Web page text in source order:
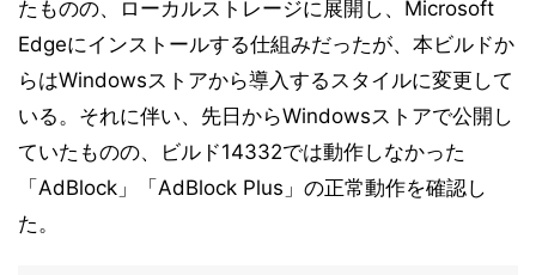
たものの、ローカルストレージに展開し、Microsoft
Edgeにインストールする仕組みだったが、本ビルドか
らはWindowsストアから導入するスタイルに変更して
いる。それに伴い、先日からWindowsストアで公開し
ていたものの、ビルド14332では動作しなかった
「AdBlock」「AdBlock Plus」の正常動作を確認し
た。